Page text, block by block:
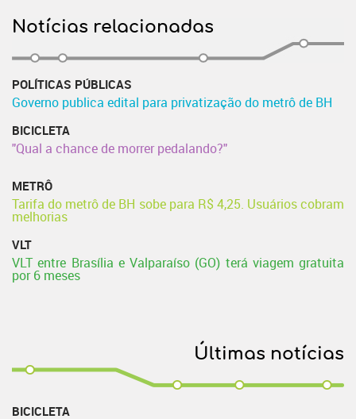
Notícias relacionadas
POLÍTICAS PÚBLICAS
Governo publica edital para privatização do metrô de BH
BICICLETA
"Qual a chance de morrer pedalando?"
METRÔ
Tarifa do metrô de BH sobe para R$ 4,25. Usuários cobram
melhorias
VLT
VLT entre Brasília e Valparaíso (GO) terá viagem gratuita
por 6 meses
Últimas notícias
BICICLETA